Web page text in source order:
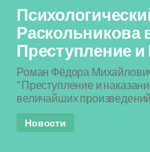
Раскольникова
Преступление и
Роман Фёдора
"Преступление и
величайших произведений
Новости